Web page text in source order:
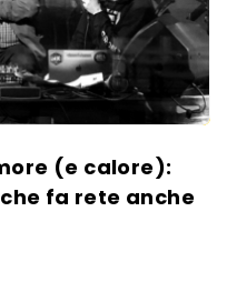
(e calore):
fa rete anche